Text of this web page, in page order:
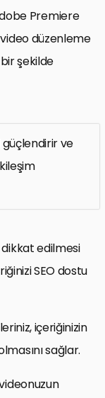
Premiere
düzenleme
bir şekilde
güçlendirir ve
edilmesi
SEO dostu
içeriğinizin
sağlar.